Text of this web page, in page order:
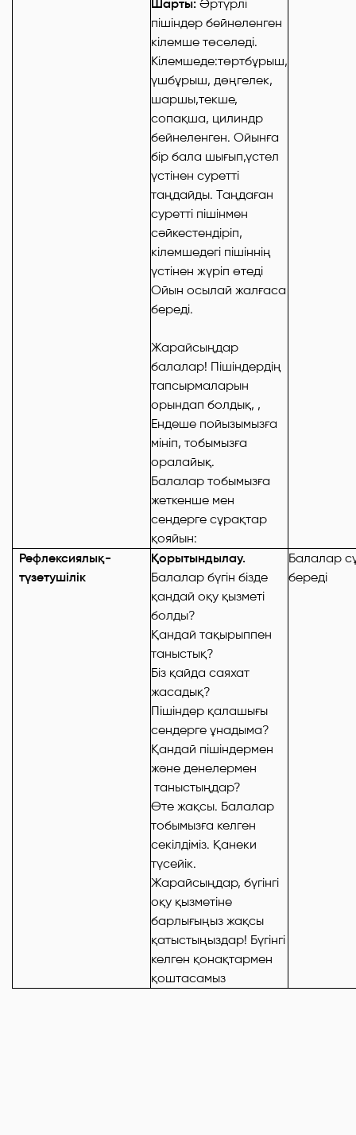
Шарты: Әртүрлі
пішіндер бейнеленген
кілемше төселеді.
Кілемшеде:төртбұрыш,
үшбұрыш, дөңгелек,
шаршы,текше,
сопақша, цилиндр
бейнеленген. Ойынға
бір бала шығып,үстел
үстінен суретті
таңдайды. Таңдаған
суретті пішінмен
сәйкестендіріп,
кілемшедегі пішіннің
үстінен жүріп өтеді
Ойын осылай жалғаса
береді.
Жарайсыңдар
балалар! Пішіндердің
тапсырмаларын
орындап болдық, ,
Ендеше пойызымызға
мініп, тобымызға
оралайық.
Балалар тобымызға
жеткенше мен
сендерге сұрақтар
қояйын:
Рефлексиялық-
түзетушілік
Қорытындылау.
Балалар бүгін бізде
қандай оқу қызметі
болды?
Қандай тақырыппен
таныстық?
Біз қайда саяхат
жасадық?
Пішіндер қалашығы
сендерге ұнадыма?
Қандай пішіндермен
және денелермен
таныстыңдар?
Өте жақсы. Балалар
тобымызға келген
секілдіміз. Қанеки
түсейік.
Жарайсыңдар, бүгінгі
оқу қызметіне
барлығыңыз жақсы
қатыстыңыздар! Бүгінгі
келген қонақтармен
қоштасамыз
Балалар
береді